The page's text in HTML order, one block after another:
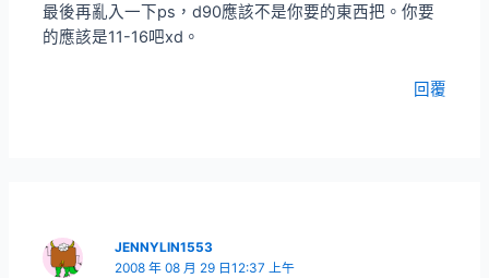
最後再亂入一下ps，d90應該不是你要的東西把。你要
的應該是11-16吧xd。
回覆
JENNYLIN1553
2008 年 08 月 29 日12:37 上午